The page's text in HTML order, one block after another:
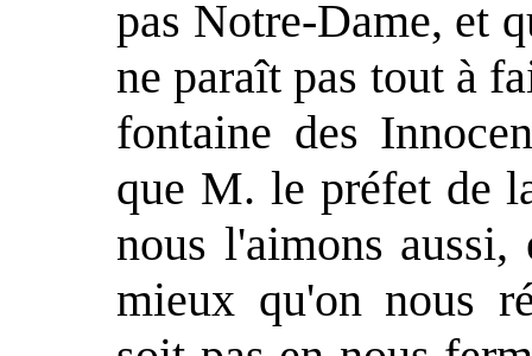
pas Notre-Dame, et
ne paraît pas tout à
fontaine des
que M. le préfet de
nous l'aimons aussi,
mieux qu'on nous